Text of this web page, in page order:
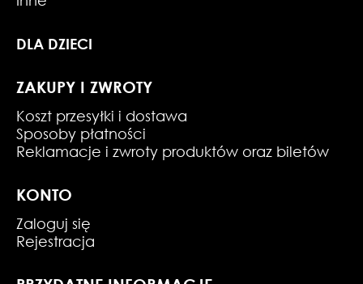
DLA DZIECI
ZAKUPY I ZWROTY
Koszt przesyłki i dostawa
Sposoby płatności
Reklamacje i zwroty produktów oraz biletów
KONTO
Zaloguj się
Rejestracja